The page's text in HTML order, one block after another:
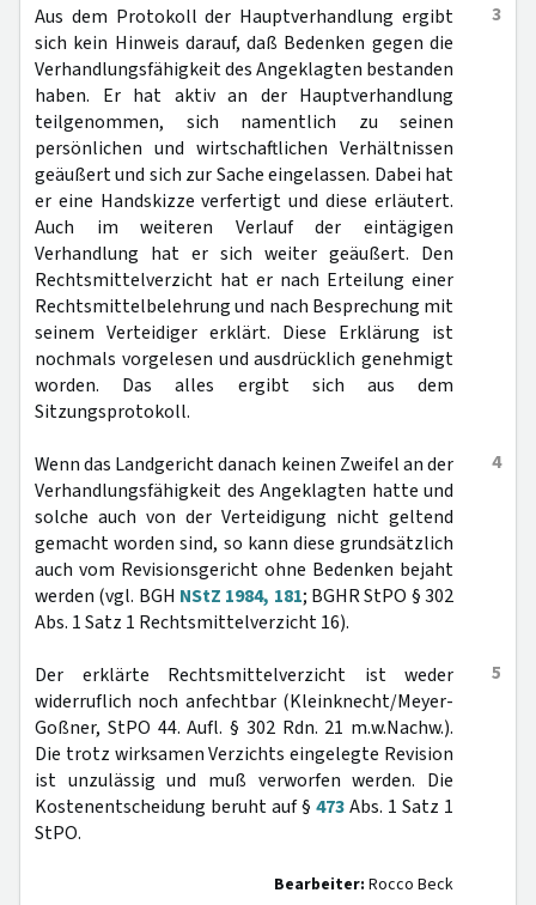
3
Aus dem Protokoll der Hauptverhandlung ergibt
sich kein Hinweis darauf, daß Bedenken gegen die
Verhandlungsfähigkeit des Angeklagten bestanden
haben. Er hat aktiv an der Hauptverhandlung
teilgenommen, sich namentlich zu seinen
persönlichen und wirtschaftlichen Verhältnissen
geäußert und sich zur Sache eingelassen. Dabei hat
er eine Handskizze verfertigt und diese erläutert.
Auch im weiteren Verlauf der eintägigen
Verhandlung hat er sich weiter geäußert. Den
Rechtsmittelverzicht hat er nach Erteilung einer
Rechtsmittelbelehrung und nach Besprechung mit
seinem Verteidiger erklärt. Diese Erklärung ist
nochmals vorgelesen und ausdrücklich genehmigt
worden. Das alles ergibt sich aus dem
Sitzungsprotokoll.
4
Wenn das Landgericht danach keinen Zweifel an der
Verhandlungsfähigkeit des Angeklagten hatte und
solche auch von der Verteidigung nicht geltend
gemacht worden sind, so kann diese grundsätzlich
auch vom Revisionsgericht ohne Bedenken bejaht
werden (vgl. BGH NStZ 1984, 181; BGHR StPO § 302
Abs. 1 Satz 1 Rechtsmittelverzicht 16).
5
Der erklärte Rechtsmittelverzicht ist weder
widerruflich noch anfechtbar (Kleinknecht/Meyer-
Goßner, StPO 44. Aufl. § 302 Rdn. 21 m.w.Nachw.).
Die trotz wirksamen Verzichts eingelegte Revision
ist unzulässig und muß verworfen werden. Die
Kostenentscheidung beruht auf § 473Abs. 1 Satz 1
StPO.
Bearbeiter: Rocco Beck